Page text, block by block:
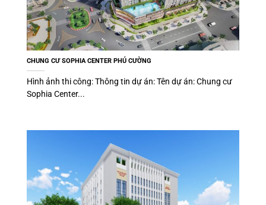
CHUNG CƯ SOPHIA CENTER PHÚ CƯỜNG
Hình ảnh thi công: Thông tin dự án: Tên dự án: Chung cư
Sophia Center...